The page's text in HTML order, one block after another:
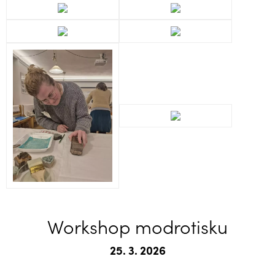
Workshop modrotisku
25. 3. 2026